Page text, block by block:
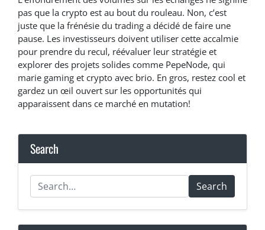
pas que la crypto est au bout du rouleau. Non, c’est
juste que la frénésie du trading a décidé de faire une
pause. Les investisseurs doivent utiliser cette accalmie
pour prendre du recul, réévaluer leur stratégie et
explorer des projets solides comme PepeNode, qui
marie gaming et crypto avec brio. En gros, restez cool et
gardez un œil ouvert sur les opportunités qui
apparaissent dans ce marché en mutation!
Search
Search